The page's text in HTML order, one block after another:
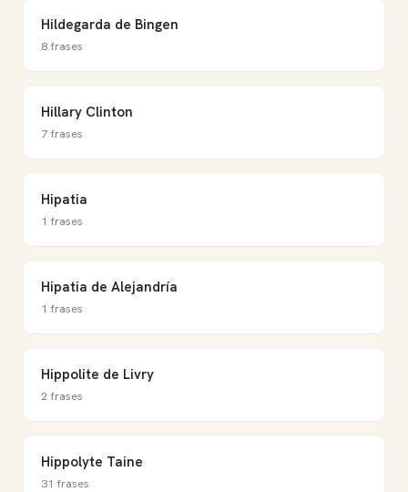
Hildegarda de Bingen
8 frases
Hillary Clinton
7 frases
Hipatia
1 frases
Hipatia de Alejandría
1 frases
Hippolite de Livry
2 frases
Hippolyte Taine
31 frases